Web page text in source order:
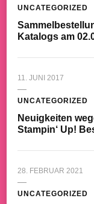
UNCATEGORIZED
Katalogs am
11. JUNI 2017
UNCATEGORIZED
Neuigkeiten
Stampin‘ Up!
28. FEBRUAR 2021
UNCATEGORIZED